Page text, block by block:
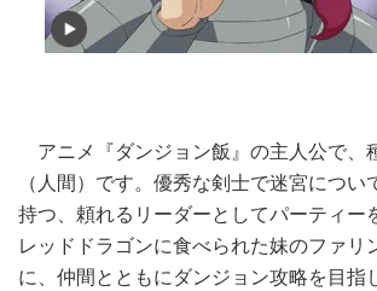
アニメ『ダンジョン飯』の主人公で、
（人間）です。優秀な剣士で迷宮につい
持つ、頼れるリーダーとしてパーティー
レッドドラゴンに食べられた妹のファリ
に、仲間とともにダンジョン攻略を目指